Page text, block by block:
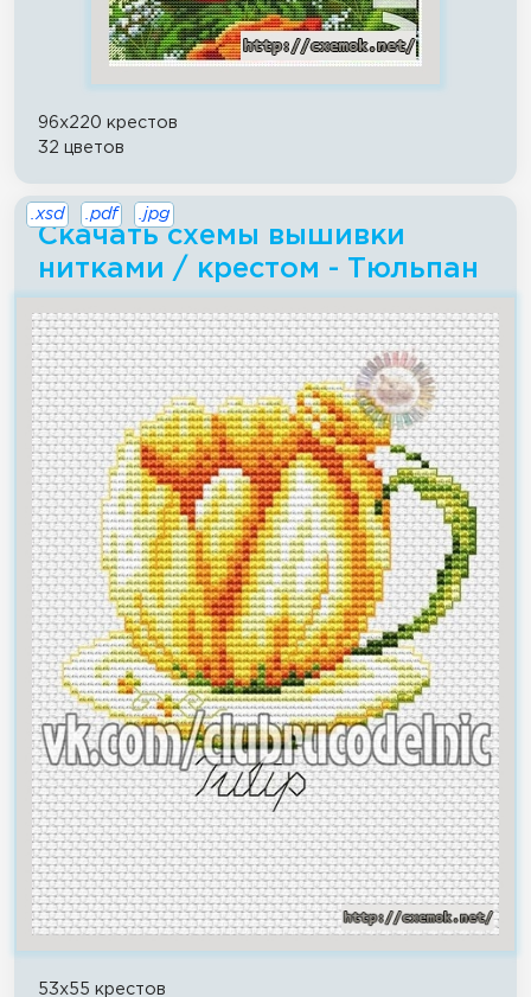
96x220 крестов
32 цветов
Скачать схемы вышивки
нитками / крестом - Тюльпан
.xsd .pdf .jpg
53x55 крестов